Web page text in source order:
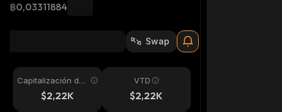
฿0,03311884
Swap
Capitalización de
mercado$2,22K
VTD
$2,22K